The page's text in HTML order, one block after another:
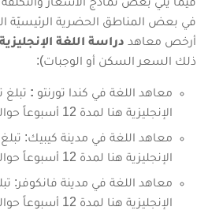
في بعض المناطق الحضرية الرئيسيّة
أرخص معاهد دراسة اللغة
ذلك السعر السكن أو الوجبات):
معاهد اللغة في كندا تورنتو : تبلغ
الإنجليزية هنا لمدة 12 أسبوعاً حوالي = 3515 دولاراً كنديّاً.
معاهد اللغة في مدينة كيبيك:
الإنجليزية هنا لمدة 12 أسبوعاً حوالي = 3570 دولاراً كنديّاً.
معاهد اللغة في مدينة فانكوفر:
الإنجليزية هنا لمدة 12 أسبوعاً حوالي = 4،083 دولاراً كنديّاً.